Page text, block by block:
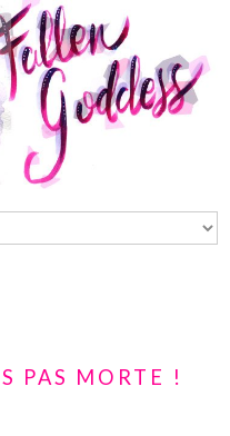
PAS MORTE !